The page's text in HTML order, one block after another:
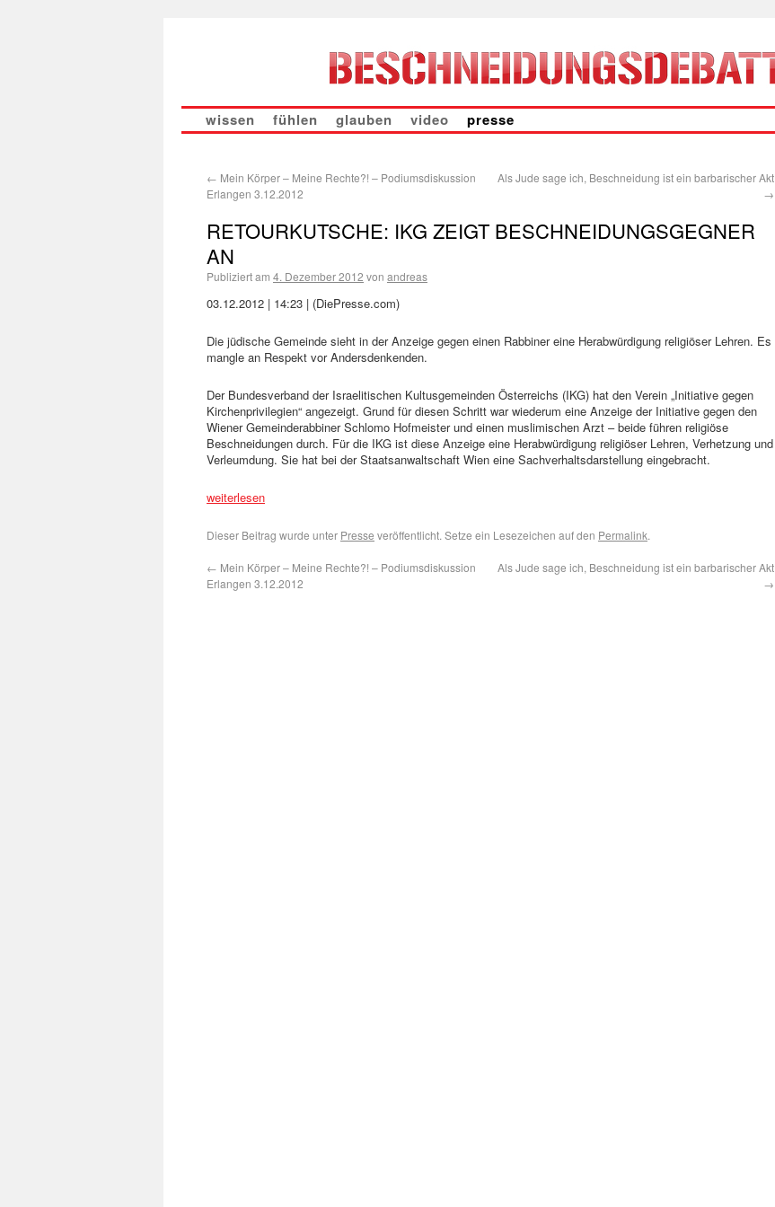
wissen fühlen glauben video presse
← Mein Körper – Meine Rechte?! – Podiumsdiskussion
Erlangen 3.12.2012
Als Jude sage ich, Beschneidung ist ein barbarischer Akt
→
RETOURKUTSCHE: IKG ZEIGT BESCHNEIDUNGSGEGNER
AN
Publiziert am 4. Dezember 2012 von andreas
03.12.2012 | 14:23 | (DiePresse.com)
Die jüdische Gemeinde sieht in der Anzeige gegen einen Rabbiner eine Herabwürdigung religiöser Lehren. Es
mangle an Respekt vor Andersdenkenden.
Der Bundesverband der Israelitischen Kultusgemeinden Österreichs (IKG) hat den Verein „Initiative gegen
Kirchenprivilegien“ angezeigt. Grund für diesen Schritt war wiederum eine Anzeige der Initiative gegen den
Wiener Gemeinderabbiner Schlomo Hofmeister und einen muslimischen Arzt – beide führen religiöse
Beschneidungen durch. Für die IKG ist diese Anzeige eine Herabwürdigung religiöser Lehren, Verhetzung und
Verleumdung. Sie hat bei der Staatsanwaltschaft Wien eine Sachverhaltsdarstellung eingebracht.
weiterlesen
Dieser Beitrag wurde unter Presse veröffentlicht. Setze ein Lesezeichen auf den Permalink.
← Mein Körper – Meine Rechte?! – Podiumsdiskussion
Erlangen 3.12.2012
Als Jude sage ich, Beschneidung ist ein barbarischer Akt
→